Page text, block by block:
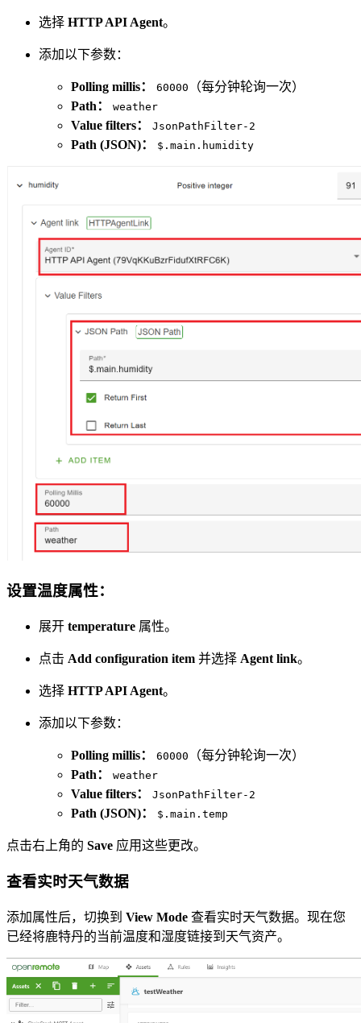
选择 HTTP API Agent。
添加以下参数：
Polling millis： 60000
（每分钟轮询一次）
Path：
weather
Value filters： JsonPathFilter-2
Path (JSON)： $.main.humidity
设置温度属性：
展开 temperature 属性。
点击 Add configuration item 并选择 Agent link。
选择 HTTP API Agent。
添加以下参数：
Polling millis： 60000
（每分钟轮询一次）
Path：
weather
Value filters： JsonPathFilter-2
Path (JSON)： $.main.temp
点击右上角的 Save 应用这些更改。
查看实时天气数据
添加属性后，切换到 View Mode 查看实时天气数据。现在您
已经将鹿特丹的当前温度和湿度链接到天气资产。